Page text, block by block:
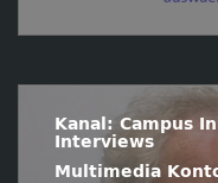
Kanal: Campus
Interviews
Multimedia